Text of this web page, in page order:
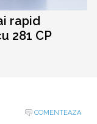
rapid
281 CP
COMENTEAZA